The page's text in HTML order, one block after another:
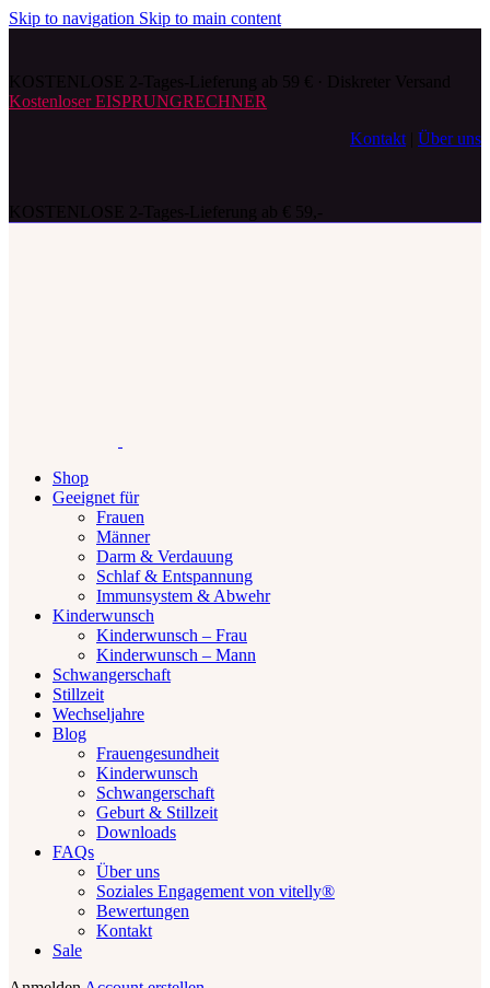
Skip to navigation Skip to main content
Kostenloser EISPRUNGRECHNER
Kontakt
Über uns
Shop
Geeignet für
Frauen
Männer
Darm & Verdauung
Schlaf & Entspannung
Immunsystem & Abwehr
Kinderwunsch
Kinderwunsch – Frau
Kinderwunsch – Mann
Schwangerschaft
Stillzeit
Wechseljahre
Blog
Frauengesundheit
Kinderwunsch
Schwangerschaft
Geburt & Stillzeit
Downloads
FAQs
Über uns
Soziales Engagement von vitelly®
Bewertungen
Kontakt
Sale